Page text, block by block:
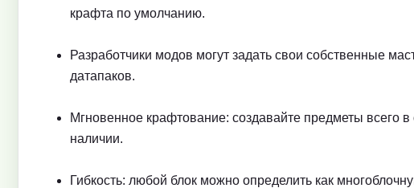
крафта по умолчанию.
Разработчики модов могут задать свои собственные
датапаков.
Мгновенное крафтование: создавайте предметы всего
наличии.
Гибкость: любой блок можно определить как